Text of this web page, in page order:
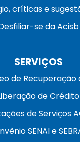
críticas e
se da Acisb
SERVIÇOS
de
de Crédito
de Serviços
SENAI e